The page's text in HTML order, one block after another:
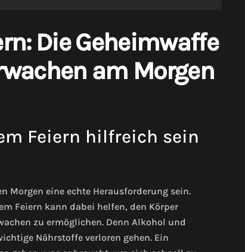
Die Geheimwaffe
am Morgen
Feiern hilfreich sein
Morgen eine echte Herausforderung sein.
Feiern kann dabei helfen, den Körper
zu ermöglichen. Denn Alkohol und
Nährstoffe verloren gehen. Ein